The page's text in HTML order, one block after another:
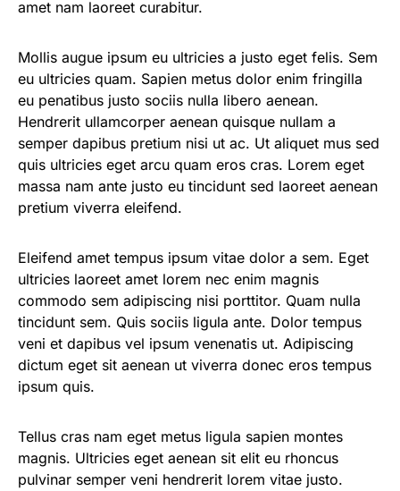
amet nam laoreet curabitur.
Mollis augue ipsum eu ultricies a justo eget felis. Sem
eu ultricies quam. Sapien metus dolor enim fringilla
eu penatibus justo sociis nulla libero aenean.
Hendrerit ullamcorper aenean quisque nullam a
semper dapibus pretium nisi ut ac. Ut aliquet mus sed
quis ultricies eget arcu quam eros cras. Lorem eget
massa nam ante justo eu tincidunt sed laoreet aenean
pretium viverra eleifend.
Eleifend amet tempus ipsum vitae dolor a sem. Eget
ultricies laoreet amet lorem nec enim magnis
commodo sem adipiscing nisi porttitor. Quam nulla
tincidunt sem. Quis sociis ligula ante. Dolor tempus
veni et dapibus vel ipsum venenatis ut. Adipiscing
dictum eget sit aenean ut viverra donec eros tempus
ipsum quis.
Tellus cras nam eget metus ligula sapien montes
magnis. Ultricies eget aenean sit elit eu rhoncus
pulvinar semper veni hendrerit lorem vitae justo.